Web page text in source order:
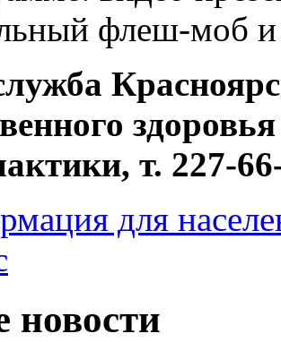
флеш-моб и
т. 227-
для
новости